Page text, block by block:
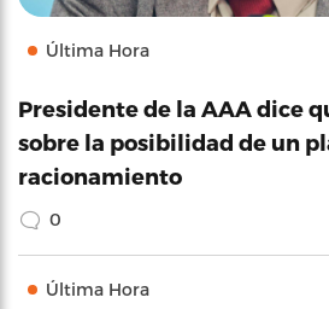
Última Hora
Presidente de la AAA dice
sobre la posibilidad de un
racionamiento
0
Última Hora